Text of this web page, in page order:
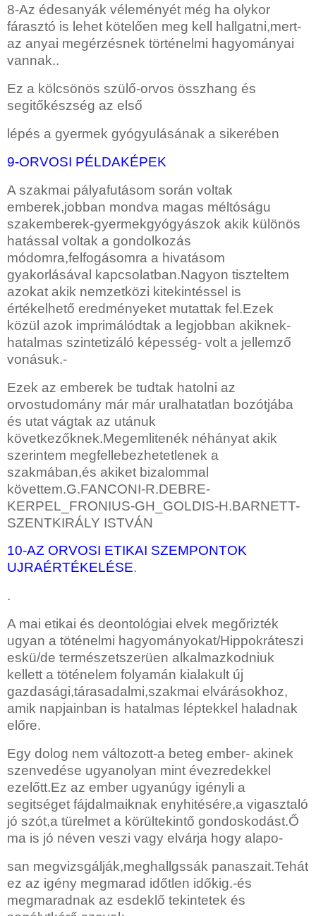
8-Az édesanyák véleményét még ha olykor
fárasztó is lehet kötelően meg kell hallgatni,mert-
az anyai megérzésnek történelmi hagyományai
vannak..
Ez a kölcsönös szülő-orvos összhang és
segitőkészség az első
lépés a gyermek gyógyulásának a sikerében
9-ORVOSI PÉLDAKÉPEK
A szakmai pályafutásom során voltak
emberek,jobban mondva magas méltóságu
szakemberek-gyermekgyógyászok akik különös
hatással voltak a gondolkozás
módomra,felfogásomra a hivatásom
gyakorlásával kapcsolatban.Nagyon tiszteltem
azokat akik nemzetközi kitekintéssel is
értékelhető eredményeket mutattak fel.Ezek
közül azok imprimálódtak a legjobban akiknek-
hatalmas szintetizáló képesség- volt a jellemző
vonásuk.-
Ezek az emberek be tudtak hatolni az
orvostudomány már már uralhatatlan bozótjába
és utat vágtak az utánuk
következőknek.Megemlitenék néhányat akik
szerintem megfellebezhetetlenek a
szakmában,és akiket bizalommal
követtem.G.FANCONI-R.DEBRE-
KERPEL_FRONIUS-GH_GOLDIS-H.BARNETT-
SZENTKIRÁLY ISTVÁN
10-AZ ORVOSI ETIKAI SZEMPONTOK
UJRAÉRTÉKELÉSE.
.
A mai etikai és deontológiai elvek megőrizték
ugyan a töténelmi hagyományokat/Hippokráteszi
eskü/de természetszerüen alkalmazkodniuk
kellett a töténelem folyamán kialakult új
gazdasági,tárasadalmi,szakmai elvárásokhoz,
amik napjainban is hatalmas léptekkel haladnak
előre.
Egy dolog nem változott-a beteg ember- akinek
szenvedése ugyanolyan mint évezredekkel
ezelőtt.Ez az ember ugyanúgy igényli a
segitséget fájdalmaiknak enyhitésére,a vigasztaló
jó szót,a türelmet a körültekintő gondoskodást.Ő
ma is jó néven veszi vagy elvárja hogy alapo-
san megvizsgálják,meghallgssák panaszait.Tehát
ez az igény megmarad időtlen időkig.-és
megmaradnak az esdeklő tekintetek és